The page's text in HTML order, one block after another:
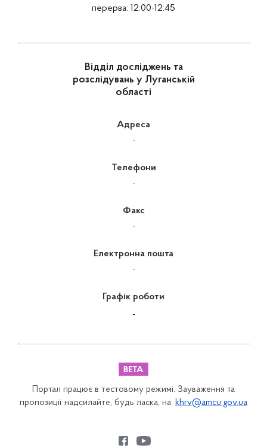
перерва: 12:00-12:45
Відділ досліджень та
розслідувань у Луганській
області
Адреса
-
Телефони
-
Факс
-
Електронна пошта
-
Графік роботи
-
Портал працює в тестовому режимі. Зауваження та
пропозиції надсилайте, будь ласка, на: khrv@amcu.gov.ua